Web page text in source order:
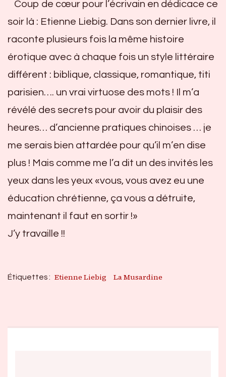
Coup de cœur pour l’écrivain en dédicace ce
soir là : Etienne Liebig. Dans son dernier livre, il
raconte plusieurs fois la même histoire
érotique avec à chaque fois un style littéraire
différent : biblique, classique, romantique, titi
parisien…. un vrai virtuose des mots ! Il m’a
révélé des secrets pour avoir du plaisir des
heures… d’ancienne pratiques chinoises … je
me serais bien attardée pour qu’il m’en dise
plus ! Mais comme me l’a dit un des invités les
yeux dans les yeux «vous, vous avez eu une
éducation chrétienne, ça vous a détruite,
maintenant il faut en sortir !»
J’y travaille !!
Étiquettes : Etienne Liebig La Musardine